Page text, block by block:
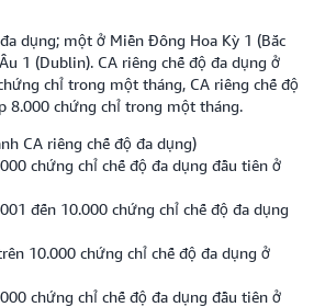
dụng; một ở Miền Đông Hoa Kỳ 1 (Bắc
1 (Dublin). CA riêng chế độ đa dụng ở
chỉ trong một tháng, CA riêng chế độ
8.000 chứng chỉ trong một tháng.
CA riêng chế độ đa dụng)
chứng chỉ chế độ đa dụng đầu tiên ở
đến 10.000 chứng chỉ chế độ đa dụng
10.000 chứng chỉ chế độ đa dụng ở
chứng chỉ chế độ đa dụng đầu tiên ở